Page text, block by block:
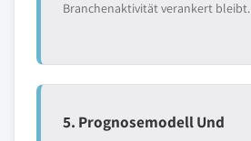
Branchenaktivität verankert bleibt.
5. Prognosemodell Und